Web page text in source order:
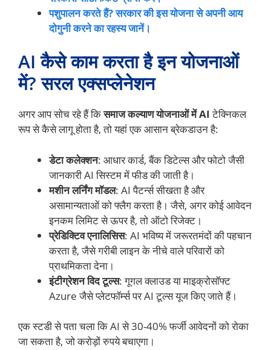
पशुपालन करते हैं? सरकार की इस योजना से अपनी आय
दोगुनी करने का रहस्य जानें।
AI कैसे काम करता है इन योजनाओं
में? सरल एक्सप्लेनेशन
अगर आप सोच रहे हैं किसमाज कल्याण योजनाओं में AI टेक्निकल
रूप से कैसे लागू होता है, तो यहां एक आसान ब्रेकडाउन है:
डेटा कलेक्शन: आधार कार्ड, बैंक डिटेल्स और फोटो जैसी
जानकारी AI सिस्टम में फीड की जाती है।
मशीन लर्निंग मॉडल: AI पैटर्न्स सीखता है और
असामान्यताओं को फ्लैग करता है। जैसे, अगर कोई आवेदन
इनकम लिमिट से ऊपर है, तो ऑटो रिजेक्ट।
प्रेडिक्टिव एनालिसिस: AI भविष्य में जरूरतमंदों की पहचान
करता है, जैसे गरीबी लाइन के नीचे वाले परिवारों को
प्राथमिकता देना।
इंटीग्रेशन विद टूल्स: गूगल क्लाउड या माइक्रोसॉफ्ट
Azure जैसे प्लेटफॉर्म्स पर AI टूल्स यूज किए जाते हैं।
एक स्टडी से पता चला कि AI से 30-40% फर्जी आवेदनों को रोका
जा सकता है, जो करोड़ों रुपये बचाएगा।